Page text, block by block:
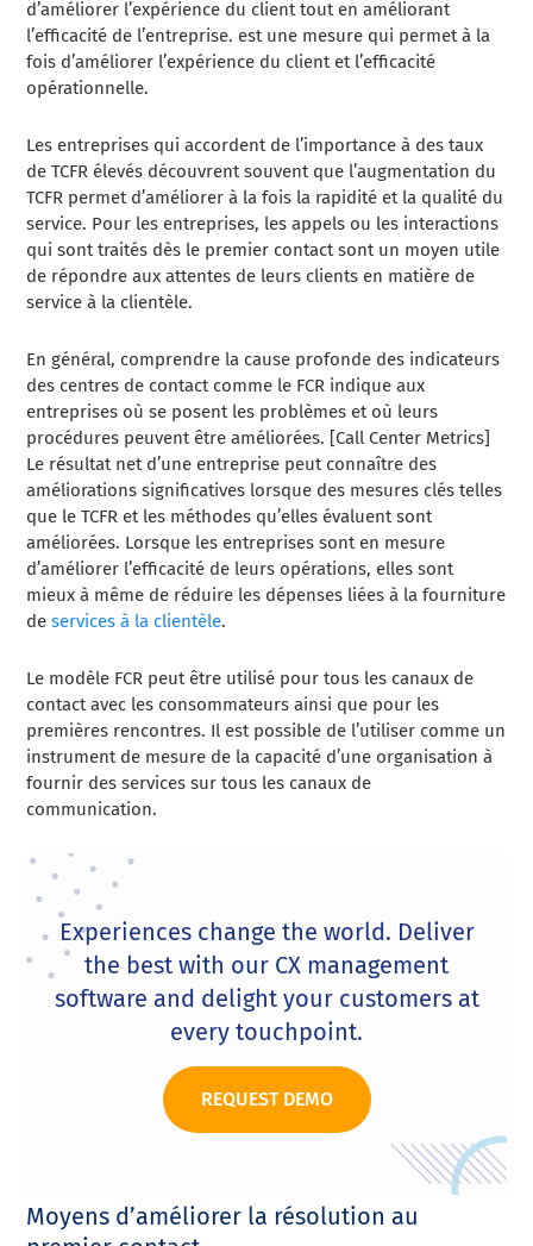
d’améliorer l’expérience du client tout en améliorant
l’efficacité de l’entreprise. est une mesure qui permet à la
fois d’améliorer l’expérience du client et l’efficacité
opérationnelle.
Les entreprises qui accordent de l’importance à des taux
de TCFR élevés découvrent souvent que l’augmentation du
TCFR permet d’améliorer à la fois la rapidité et la qualité du
service. Pour les entreprises, les appels ou les interactions
qui sont traités dès le premier contact sont un moyen utile
de répondre aux attentes de leurs clients en matière de
service à la clientèle.
En général, comprendre la cause profonde des indicateurs
des centres de contactcomme le FCR indique aux
entreprises où se posent les problèmes et où leurs
procédures peuvent être améliorées. [Call Center Metrics]
Le résultat net d’une entreprise peut connaître des
améliorations significatives lorsque des mesures clés telles
que le TCFR et les méthodes qu’elles évaluent sont
améliorées. Lorsque les entreprises sont en mesure
d’améliorer l’efficacité de leurs opérations, elles sont
mieux à même de réduire les dépenses liées à la fourniture
deservices à la clientèle.
Le modèle FCR peut être utilisé pour tous les canaux de
contact avec les consommateurs ainsi que pour les
premières rencontres. Il est possible de l’utiliser comme un
instrument de mesure de la capacité d’une organisation à
fournir des services sur tous les canaux de
communication.
Experiences change the world. Deliver
the best with our CX management
software and delight your customers at
every touchpoint.
REQUEST DEMO
Moyens d’améliorer la résolution au